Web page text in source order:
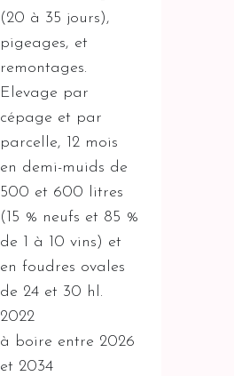
(20 à 35 jours),
pigeages, et
remontages.
Elevage par
cépage et par
parcelle, 12 mois
en demi-muids de
500 et 600 litres
(15 % neufs et 85 %
de 1 à 10 vins) et
en foudres ovales
de 24 et 30 hl.
2022
à boire entre 2026
et 2034